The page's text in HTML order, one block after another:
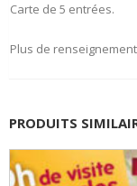
Carte de 5 entrées.
Plus de
PRODUITS